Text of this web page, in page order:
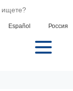
Español Россия